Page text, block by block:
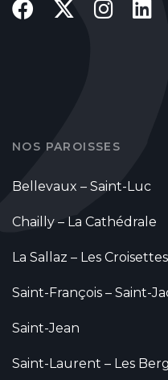
NOS PAROISSES
Bellevaux – Saint-Luc
Chailly – La Cathédrale
La Sallaz – Les Croisettes
Saint-François – Saint-
Saint-Jean
Saint-Laurent – Les